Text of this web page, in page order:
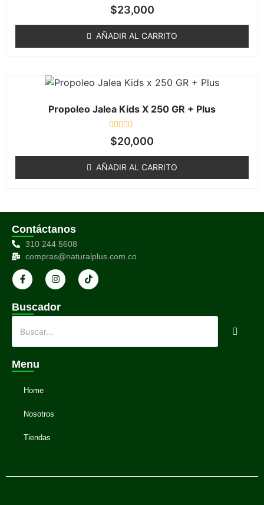
Valorado
en
5
$23,000
AÑADIR AL CARRITO
Propoleo Jalea Kids X 250 GR + Plus
Valorado
en
5
$20,000
AÑADIR AL CARRITO
Contáctanos
310 244 5608
compras@naturalplus.com.co
Buscador
Menu
Home
Nosotros
Tiendas